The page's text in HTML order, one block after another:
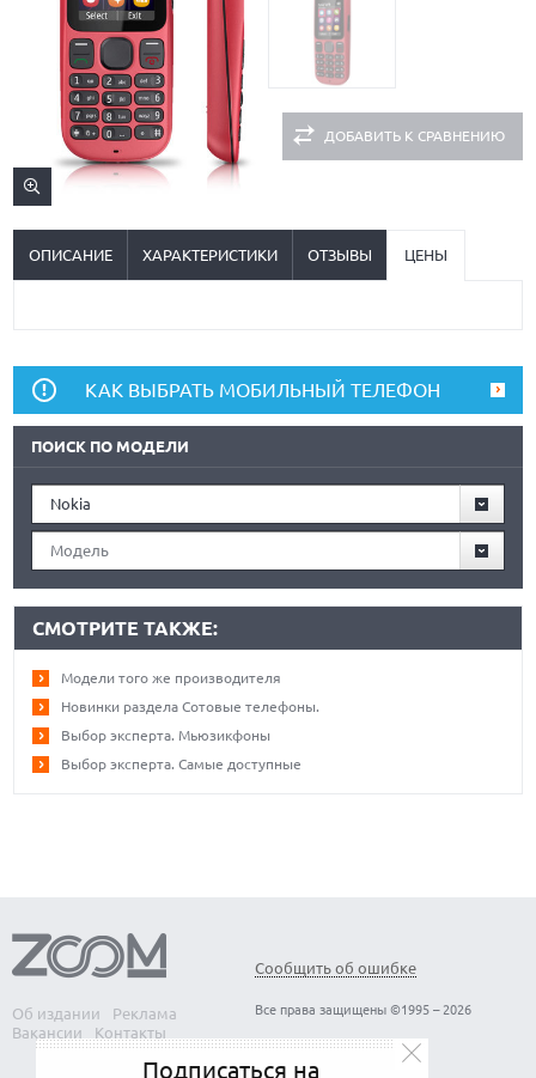
ДОБАВИТЬ К СРАВНЕНИЮ
ОПИСАНИЕ ХАРАКТЕРИСТИКИ ОТЗЫВЫ ЦЕНЫ
КАК ВЫБРАТЬ МОБИЛЬНЫЙ ТЕЛЕФОН
ПОИСК ПО МОДЕЛИ
Nokia
Модель
СМОТРИТЕ ТАКЖЕ:
Модели того же производителя
Новинки раздела Сотовые телефоны.
Выбор эксперта. Мьюзикфоны
Выбор эксперта. Самые доступные
Об издании
Реклама
Вакансии
Контакты
Сообщить об ошибке
Все права защищены ©1995 – 2026
Подписаться на